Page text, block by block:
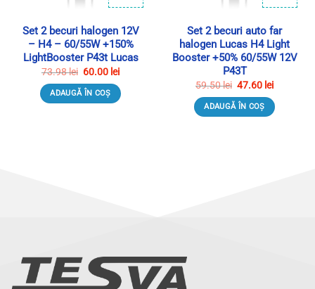
Set 2 becuri halogen 12V
– H4 – 60/55W +150%
LightBooster P43t Lucas
73.98lei Prețul
a
fost:
73.98 lei.
60.00 leiPrețul
este:
60.00 lei.
ADAUGĂ ÎN COȘ
Set 2 becuri auto far
halogen Lucas H4 Light
Booster +50% 60/55W 12V
P43T
59.50lei Prețul
a
fost:
59.50 lei.
47.60 leiPrețul
este:
47.60 lei.
ADAUGĂ ÎN COȘ